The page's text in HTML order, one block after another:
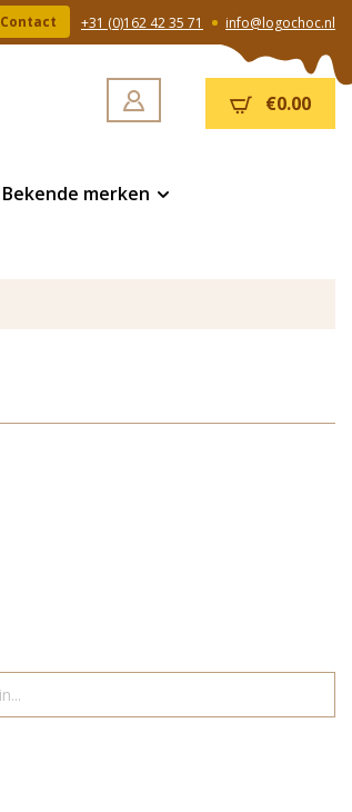
Contact +31 (0)162 42 35 71 info@logochoc.nl
€0.00
Bekende merken